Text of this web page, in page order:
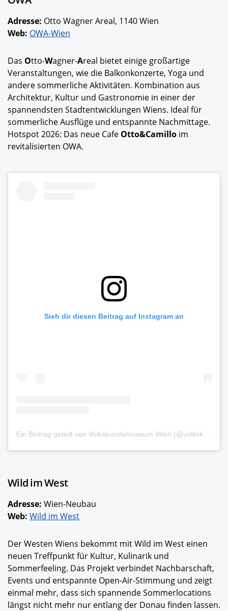
Adresse: Otto Wagner Areal, 1140 Wien
Web: OWA-Wien
Das Otto-Wagner-Areal bietet einige großartige
Veranstaltungen, wie die Balkonkonzerte, Yoga und
andere sommerliche Aktivitäten. Kombination aus
Architektur, Kultur und Gastronomie in einer der
spannendsten Stadtentwicklungen Wiens. Ideal für
sommerliche Ausflüge und entspannte Nachmittage.
Hotspot 2026: Das neue Cafe Otto&Camillo im
revitalisierten OWA.
Sieh dir diesen Beitrag auf Instagram an
Wild im West
Adresse: Wien-Neubau
Web: Wild im West
Der Westen Wiens bekommt mit Wild im West einen
neuen Treffpunkt für Kultur, Kulinarik und
Sommerfeeling. Das Projekt verbindet Nachbarschaft,
Events und entspannte Open-Air-Stimmung und zeigt
einmal mehr, dass sich spannende Sommerlocations
längst nicht mehr nur entlang der Donau finden lassen.